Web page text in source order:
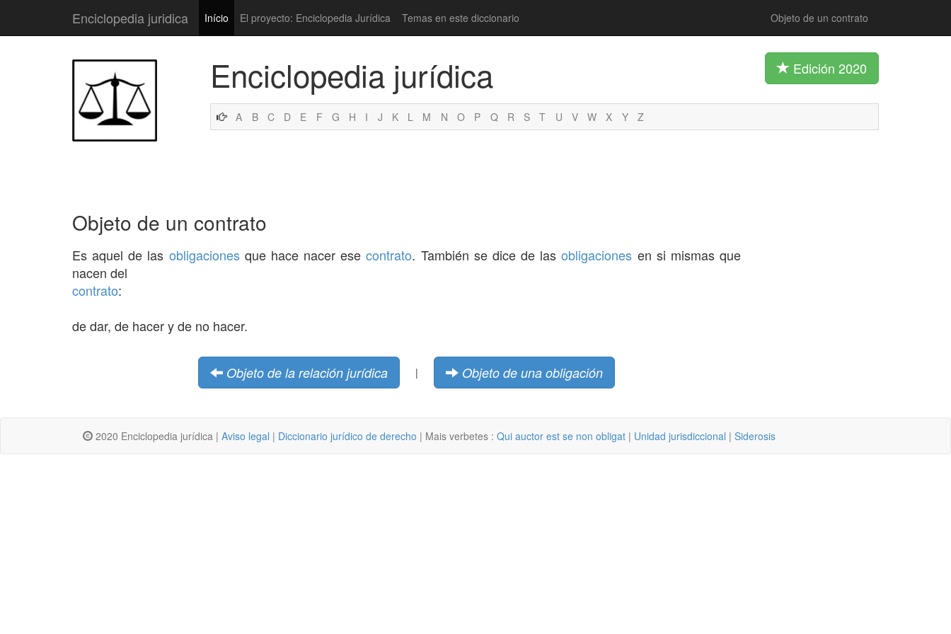
Enciclopedia juridica Início El proyecto: Enciclopedia Jurídica Temas en este diccionario Objeto de un contrato
Enciclopedia jurídica Edición 2020
A B C D E F G H I J K L M N O P Q R S T U V W X Y Z
Objeto de un contrato
Es aquel de las obligacionesque hace nacer esecontrato. También se dice de lasobligaciones en si mismas que
nacen del
contrato:
de dar, de hacer y de no hacer.
Objeto de la relación jurídica | Objeto de una obligación
2020 Enciclopedia jurídica | Aviso legal | Diccionario jurídico de derecho | Mais verbetes : Qui auctor est se non obligat | Unidad jurisdiccional | Siderosis